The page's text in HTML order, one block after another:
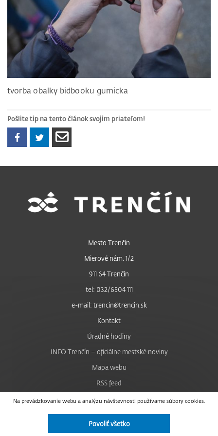
tvorba obalky bidbooku gumicka
Pošlite tip na tento článok svojim priateľom!
Na prevádzkovanie webu a analýzu návštevnosti používame súbory cookies.
Povoliť všetko
Mesto Trenčín
Mierové nám. 1/2
911 64 Trenčín
tel: 032/6504 111
e-mail: trencin@trencin.sk
Kontakt
Úradné hodiny
INFO Trenčín – oficiálne mestské noviny
Mapa webu
RSS feed
Nastavenie cookies
Facebook